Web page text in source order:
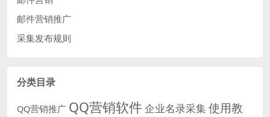
邮件营销推广
采集发布规则
分类目录
QQ营销推广 QQ营销软件企业名录采集使用教